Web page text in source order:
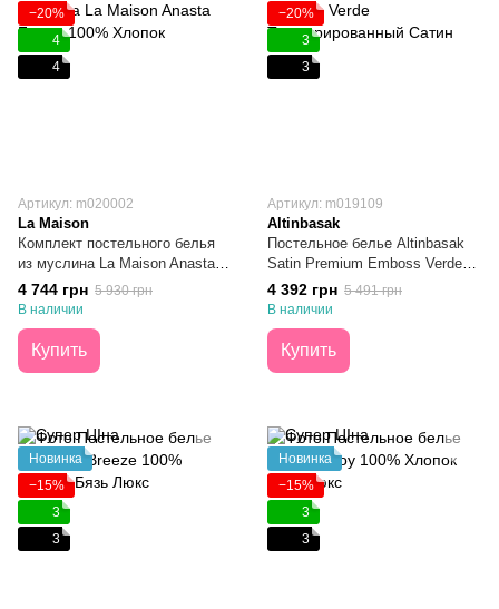
−20%
4
4
Артикул: m020002
La Maison
Комплект постельного белья
из муслина La Maison Anasta
Forest 100% Хлопок Евро
4 744 грн 5 930 грн
В наличии
Купить
−20%
3
3
Артикул: m019109
Altinbasak
Постельное белье Altinbasak
Satin Premium Emboss Verde
Текстурированный Сатин Евро
4 392 грн 5 491 грн
В наличии
Купить
Новинка
−15%
3
3
Новинка
−15%
3
3